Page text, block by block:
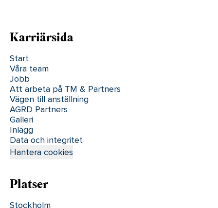
Karriärsida
Start
Våra team
Jobb
Att arbeta på TM & Partners
Vägen till anställning
AGRD Partners
Galleri
Inlägg
Data och integritet
Hantera cookies
Platser
Stockholm